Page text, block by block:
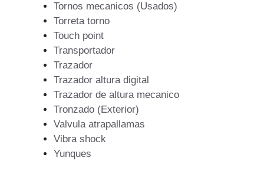
Tornos mecanicos (Usados)
Torreta torno
Touch point
Transportador
Trazador
Trazador altura digital
Trazador de altura mecanico
Tronzado (Exterior)
Valvula atrapallamas
Vibra shock
Yunques